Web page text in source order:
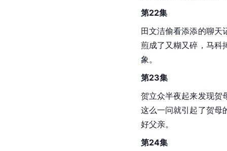
第22集
田文洁偷看添添的聊天
煎成了又糊又碎，马科
象。
第23集
贺立众半夜起来发现贺
这么一问就引起了贺母
好父亲。
第24集